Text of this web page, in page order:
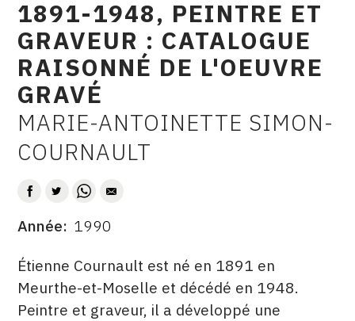
CONTACT
CGU
SUIVEZ-NOUS
PINTEREST
1891-1948, PEINTRE ET
GRAVEUR : CATALOGUE
RAISONNÉ DE L'OEUVRE
GRAVÉ
AUTEUR
MARIE-ANTOINETTE SIMON-
COURNAULT
DATE
Année 1990
DESCRITPTION
Étienne Cournault est né en 1891 en
Meurthe-et-Moselle et décédé en 1948.
Peintre et graveur, il a développé une